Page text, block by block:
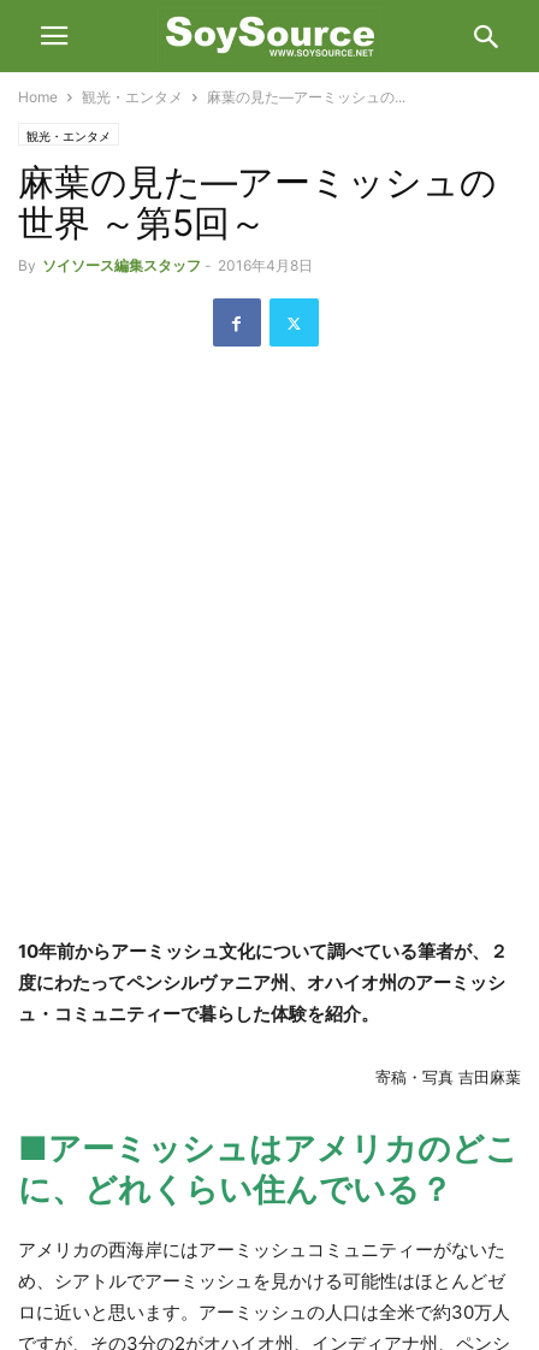
Home 観光・エンタメ 麻葉の見た―アーミッシュの...
観光・エンタメ
麻葉の見た―アーミッシュの
世界 ～第5回～
By ソイソース編集スタッフ - 2016年4月8日
10年前からアーミッシュ文化について調べている筆者が、２
度にわたってペンシルヴァニア州、オハイオ州のアーミッシ
ュ・コミュニティーで暮らした体験を紹介。
寄稿・写真 吉田麻葉
■アーミッシュはアメリカのどこ
に、どれくらい住んでいる？
アメリカの西海岸にはアーミッシュコミュニティーがないた
め、シアトルでアーミッシュを見かける可能性はほとんどゼ
ロに近いと思います。アーミッシュの人口は全米で約30万人
ですが、その3分の2がオハイオ州、インディアナ州、ペンシ